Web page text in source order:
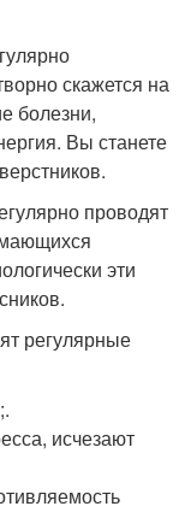
скажется на
болезни,
Вы станете
проводят
эти
регулярные
исчезают